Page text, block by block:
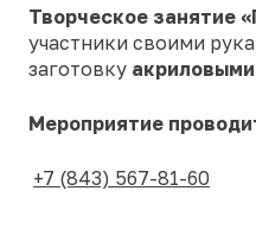
Творческое занятие
участники своими
заготовку
Мероприятие
+7 (843) 567-81-60